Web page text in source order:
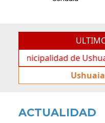
de Ushuaia
ACTUALIDAD